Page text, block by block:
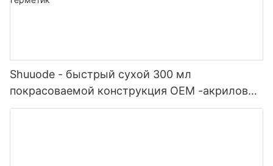
Shuuode - быстрый сухой 300 мл
покрасоваемой конструкция OEM -акриловый
герметик силиконовый герметик